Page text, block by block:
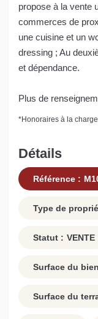
propose à la vente
commerces de
une cuisine et un
dressing ; Au
et dépendance.
Plus de
*Honoraires à la
Détails
Référence :
Type de
Statut : VENTE
Surface du
Surface du